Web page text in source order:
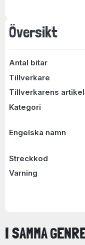
Översikt
Antal bitar
Tillverkare
Tillverkarens
Kategori
Engelska namn
Streckkod
Varning
I SAMMA